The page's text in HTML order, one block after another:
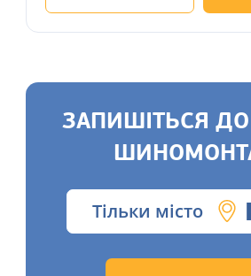
ЗАПИШІТЬСЯ
Тільки місто